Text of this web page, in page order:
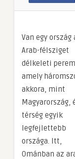
Van egy ország
Arab-félsziget
délkeleti
amely
akkora, mint
Magyarország,
térség egyik
legfejlettebb
országa. Itt,
Ománban az